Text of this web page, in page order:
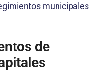
municipales
de